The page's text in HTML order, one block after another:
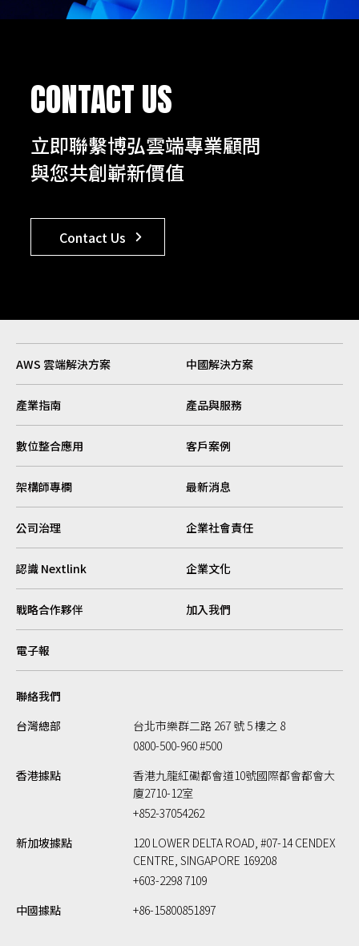
CONTACT US
立即聯繫博弘雲端專業顧問
與您共創嶄新價值
Contact Us
AWS 雲端解決方案 中國解決方案
產業指南 產品與服務
數位整合應用 客戶案例
架構師專欄 最新消息
公司治理 企業社會責任
認識 Nextlink 企業文化
戰略合作夥伴 加入我們
電子報
聯絡我們
台灣總部
台北市樂群二路 267 號 5 樓之 8
0800-500-960 #500
香港據點
香港九龍紅磡都會道10號國際都會都會大
廈2710-12室
+852-37054262
新加坡據點
120 LOWER DELTA ROAD, #07-14 CENDEX
CENTRE, SINGAPORE 169208
+603-2298 7109
中國據點
+86-15800851897